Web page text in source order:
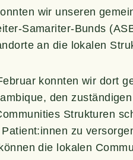
wir unse­ren
Sama­ri­ter-Bunds
an die loka­len
konn­ten wir dort
den
Struk­tu­ren
zu
die loka­len